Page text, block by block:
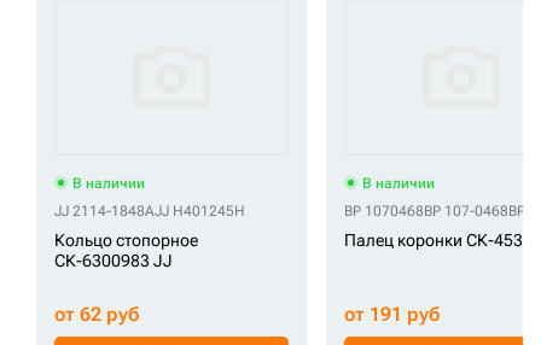
В наличии
JJ 2114-1848AJJ H401245H
Кольцо стопорное
СК-6300983 JJ
от 62 руб
В наличии
BP 1070468BP 107-0468BP
Палец коронки СК-
от 191 руб